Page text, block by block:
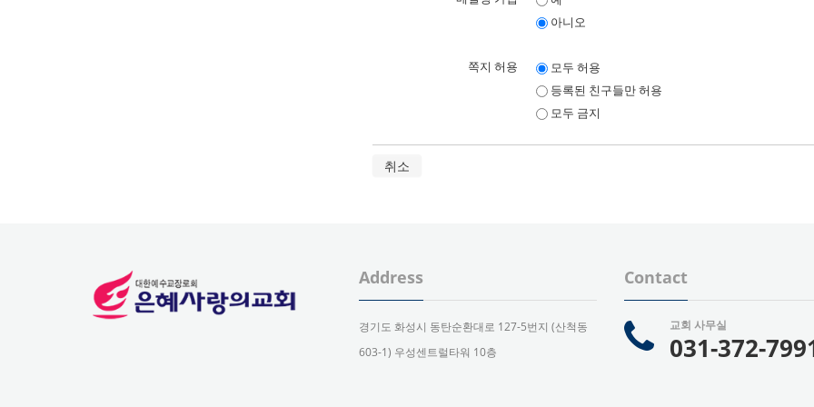
아니오
쪽지 허용
모두 허용
등록된 친구들만 허용
모두 금지
취소
Address
경기도 화성시 동탄순환대로 127-5번지 (산척동
603-1) 우성센트럴타워 10층
Contact
교회 사무실
031-372-